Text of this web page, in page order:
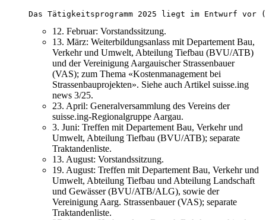
Das Tätigkeitsprogramm 2025 liegt im Entwurf
12. Februar: Vorstandssitzung.
13. März: Weiterbildungsanlass mit Departement Bau,
Verkehr und Umwelt, Abteilung Tiefbau (BVU/ATB)
und der Vereinigung Aargauischer Strassenbauer
(VAS); zum Thema «Kostenmanagement bei
Strassenbauprojekten». Siehe auch Artikel suisse.ing
news 3/25.
23. April: Generalversammlung des Vereins der
suisse.ing-Regionalgruppe Aargau.
3. Juni: Treffen mit Departement Bau, Verkehr und
Umwelt, Abteilung Tiefbau (BVU/ATB); separate
Traktandenliste.
13. August: Vorstandssitzung.
19. August: Treffen mit Departement Bau, Verkehr und
Umwelt, Abteilung Tiefbau und Abteilung Landschaft
und Gewässer (BVU/ATB/ALG), sowie der
Vereinigung Aarg. Strassenbauer (VAS); separate
Traktandenliste.